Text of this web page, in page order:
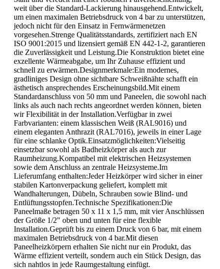
weit über die Standard-Lackierung hinausgehend.Entwickelt,
um einen maximalen Betriebsdruck von 4 bar zu unterstützen,
jedoch nicht für den Einsatz in Fernwärmenetzen
vorgesehen.Strenge Qualitätsstandards, zertifiziert nach EN
ISO 9001:2015 und lizensiert gemäß EN 442-1-2, garantieren
die Zuverlässigkeit und Leistung.Die Konstruktion bietet eine
exzellente Wärmeabgabe, um Ihr Zuhause effizient und
schnell zu erwärmen.Designmerkmale:Ein modernes,
gradliniges Design ohne sichtbare Schweißnähte schafft ein
ästhetisch ansprechendes Erscheinungsbild.Mit einem
Standardanschluss von 50 mm und Paneelen, die sowohl nach
links als auch nach rechts angeordnet werden können, bieten
wir Flexibilität in der Installation.Verfügbar in zwei
Farbvarianten: einem klassischen Weiß (RAL9016) und
einem eleganten Anthrazit (RAL7016), jeweils in einer Lage
für eine schlanke Optik.Einsatzmöglichkeiten:Vielseitig
einsetzbar sowohl als Badheizkörper als auch zur
Raumheizung.Kompatibel mit elektrischen Heizsystemen
sowie dem Anschluss an zentrale Heizsysteme.Im
Lieferumfang enthalten:Jeder Heizkörper wird sicher in einer
stabilen Kartonverpackung geliefert, komplett mit
Wandhalterungen, Dübeln, Schrauben sowie Blind- und
Entlüftungsstopfen.Technische Spezifikationen:Die
Paneelmaße betragen 50 x 11 x 1,5 mm, mit vier Anschlüssen
der Größe 1/2" oben und unten für eine flexible
Installation.Geprüft bis zu einem Druck von 6 bar, mit einem
maximalen Betriebsdruck von 4 bar.Mit diesen
Paneelheizkörpern erhalten Sie nicht nur ein Produkt, das
Wärme effizient verteilt, sondern auch ein Stück Design, das
sich nahtlos in jede Raumgestaltung einfügt.